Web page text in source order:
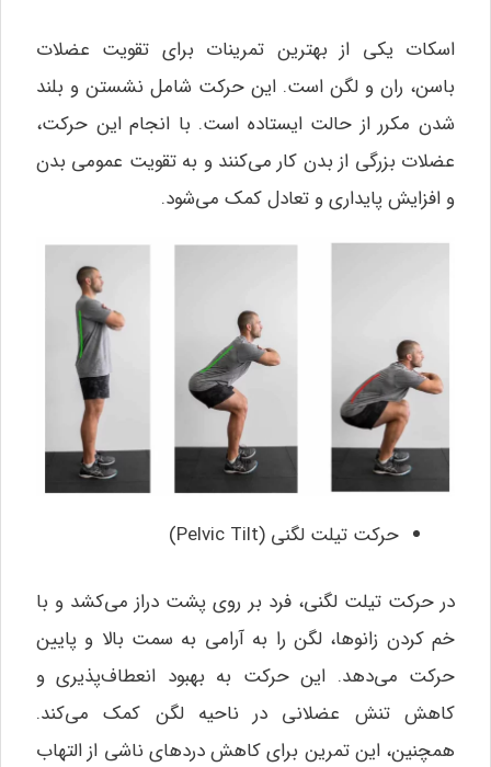
اسکات یکی از بهترین تمرینات برای تقویت عضلات
باسن، ران و لگن است. این حرکت شامل نشستن و بلند
شدن مکرر از حالت ایستاده است. با انجام این حرکت،
عضلات بزرگی از بدن کار می‌کنند و به تقویت عمومی بدن
و افزایش پایداری و تعادل کمک می‌شود.
حرکت تیلت لگنی (Pelvic Tilt)
در حرکت تیلت لگنی، فرد بر روی پشت دراز می‌کشد و با
خم کردن زانوها، لگن را به آرامی به سمت بالا و پایین
حرکت می‌دهد. این حرکت به بهبود انعطاف‌پذیری و
کاهش تنش عضلانی در ناحیه لگن کمک می‌کند.
همچنین، این تمرین برای کاهش دردهای ناشی از التهاب